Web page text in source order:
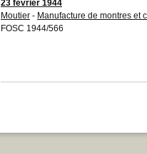
23 février 1944
Moutier - Manufacture de montres et
FOSC 1944/566